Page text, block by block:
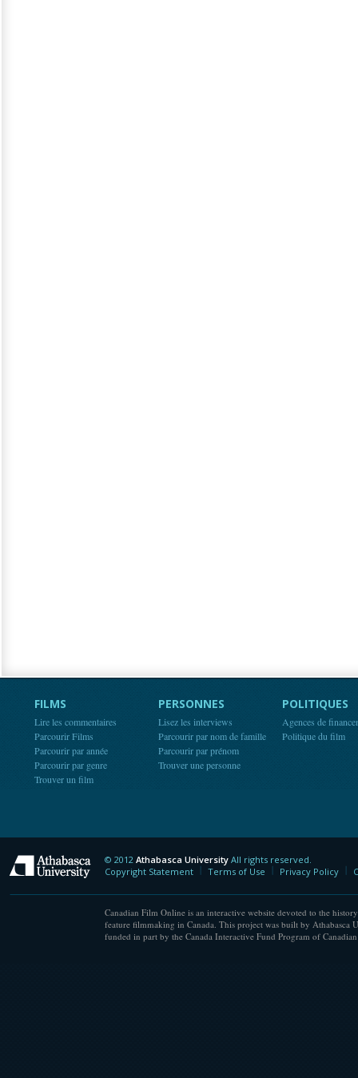
FILMS
Lire les commentaires
Parcourir Films
Parcourir par année
Parcourir par genre
Trouver un film
PERSONNES
Lisez les interviews
Parcourir par nom de famille
Parcourir par prénom
Trouver une personne
POLITIQUES
Agences de
Politique du film
Athabasca University
© 2012 Athabasca University All rights reserved.
Copyright Statement
Terms of Use Privacy Policy
Canadian Film Online is an interactive website devoted to the
feature filmmaking in Canada. This project was built by Athabasca
funded in part by the Canada Interactive Fund Program of